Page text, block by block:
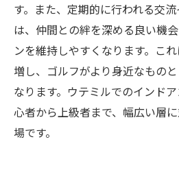
す。また、定期的に行われる交
は、仲間との絆を深める良い機
ンを維持しやすくなります。こ
増し、ゴルフがより身近なもの
なります。ウテミルでのインド
心者から上級者まで、幅広い層
場です。